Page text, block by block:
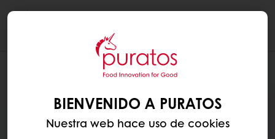
BIENVENIDO A PURATOS
Nuestra web hace uso de cookies